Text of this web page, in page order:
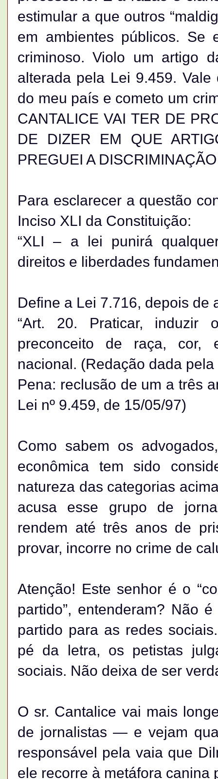
estimular a que outros
em ambientes públicos.
criminoso. Violo um artigo
alterada pela Lei 9.459.
do meu país e cometo um
CANTALICE VAI TER DE
DE DIZER EM QUE
PREGUEI A
Para esclarecer a questão
Inciso XLI da Constituição:
“XLI – a lei punirá
direitos e liberdades
Define a Lei 7.716, depois de
“Art. 20. Praticar, induzir
preconceito de raça, cor,
nacional. (Redação dada
Pena: reclusão de um a três
Lei nº 9.459, de 15/05/97)
Como sabem os
econômica tem sido
natureza das categorias
acusa esse grupo de
rendem até três anos de
provar, incorre no crime de
Atenção! Este senhor é o
partido”, entenderam? Não
partido para as redes
pé da letra, os petistas
sociais. Não deixa de ser
O sr. Cantalice vai mais
de jornalistas — e vejam
responsável pela vaia que
ele recorre à metáfora canina